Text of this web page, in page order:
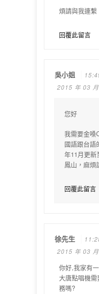
煩請與我連繫
回覆此留言
吳小姐
2015 年 03
您好
我需要金嗓
國語跟台語
年11月更新
鳳山，麻煩
回覆此留言
徐先生
2015 年 03
你好,我家有
大唐點唱機
務嗎?